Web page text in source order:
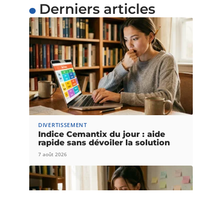
Derniers articles
DIVERTISSEMENT
Indice Cemantix du jour : aide
rapide sans dévoiler la solution
7 août 2026